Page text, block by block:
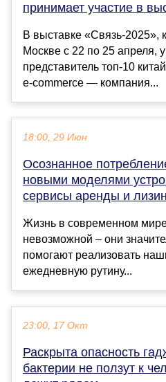
принимает участие в
В выставке «Связь-2025»,
Москве с 22 по 25 апреля,
представитель топ-10
e-commerce — компания...
18:00, 29 Июн
Осознанное
новыми моделями
сервисы аренды и
Жизнь в современном мире
невозможной – они
помогают реализовать
ежедневную рутину...
23:00, 17 Окт
Раскрыта опасность
бактерии не ползут к